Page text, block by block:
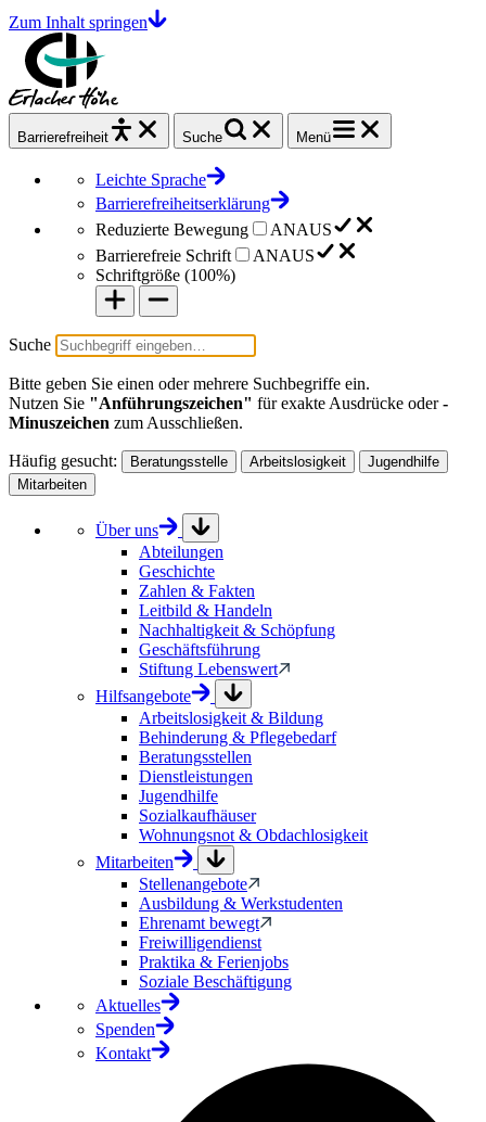
Zum Inhalt springen
Barrierefrei heit Suche Menü
Leichte Sprache
Barrierefreiheitserklärung
Reduzierte Bewegung
ANAUS
Barrierefreie Schrift
ANAUS
Schriftgröße (100%)
Suche
Bitte geben Sie einen oder mehrere Suchbegriffe ein.
Nutzen Sie "Anführungszeichen" für exakte Ausdrücke oder-
Minuszeichen zum Ausschließen.
Häufig gesucht: Beratungsstelle Arbeitslosigkeit
Jugendhilfe
Mitarbeiten
Über uns
Abteilungen
Geschichte
Zahlen & Fakten
Leitbild & Handeln
Nachhaltigkeit & Schöpfung
Geschäftsführung
Stiftung Lebenswert
Hilfsangebote
Arbeitslosigkeit & Bildung
Behinderung & Pflegebedarf
Beratungsstellen
Dienstleistungen
Jugendhilfe
Sozialkaufhäuser
Wohnungsnot & Obdachlosigkeit
Mitarbeiten
Stellenangebote
Ausbildung & Werkstudenten
Ehrenamt bewegt
Freiwilligendienst
Praktika & Ferienjobs
Soziale Beschäftigung
Aktuelles
Spenden
Kontakt